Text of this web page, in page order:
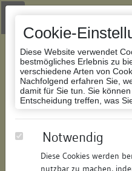
Cookie-
Diese Website verwendet
bestmögliches Erlebnis zu
verschiedene Arten von
Nachfolgend erfahren Sie,
damit für Sie tun. Sie
Entscheidung treffen, was
Notwendig
Diese Cookies werden
nutzbar zu machen,
Zur Navigation springen
Zum Inhalt der Website springen
Datenbank
143929258514/Datum: